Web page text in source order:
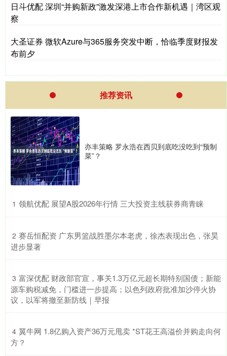
日斗优配 深圳“并购新政”激发深港上市合作新机遇｜湾区观
察
大圣证券 微软Azure与365服务突发中断，恰临季度财报发
布前夕
推荐资讯
亦丰策略 罗永浩在西贝到底吃没吃到“预制
菜”？
1 ​领航优配 展望A股2026年行情 三大投资主线获券商青睐
2 ​赛岳恒配资 广东男篮战胜墨尔本老虎，徐杰表现出色，张昊
进步显著
3 ​富深优配 财政部官宣，事关1.3万亿元超长期特别国债；新能
源车购税减免，门槛进一步提高；以色列政府批准加沙停火协
议，以军将撤至新防线｜早报
4 ​翼牛网 1.8亿购入资产36万元甩卖 *ST花王高溢价并购走向何
方？